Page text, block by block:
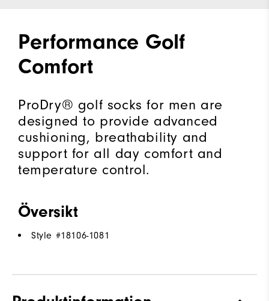
Performance Golf
Comfort
ProDry® golf socks for men are
designed to provide advanced
cushioning, breathability and
support for all day comfort and
temperature control.
Översikt
Style #18106-1081